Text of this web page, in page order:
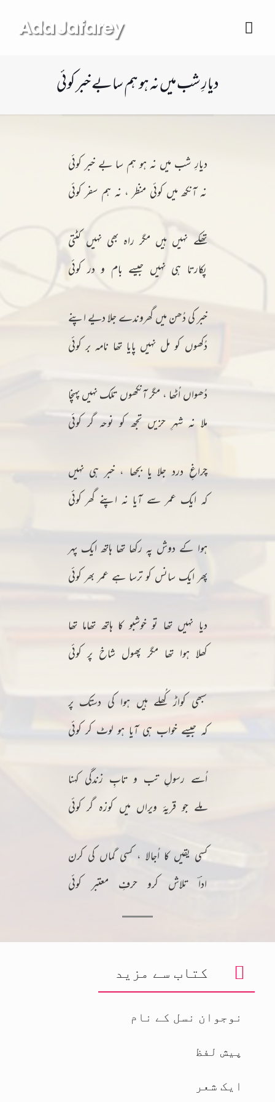
Ada Jafarey
دیارِ شب میں نہ ہو ہم سا بے خبر کوئی
دیارِ شب میں نہ ہو ہم سا بے خبر کوئی
نہ آنکھ میں کوئی منظر ، نہ ہم سفر کوئی
تھکے نہیں ہیں مگر راہ بھی نہیں کٹتی
پکارتا ہی نہیں جیسے بام و در کوئی
خبر کی دُھن میں گھروندے جلا دیے اپنے
دُکھوں کو مل نہیں پایا تھا نامہ بر کوئی
دُھواں اُٹھا ، مگر آنکھوں تلک نہیں پہنچا
ملا نہ شہرِ حزیں تجھ کو نوحہ گر کوئی
چراغِ درد جلا یا بجھا ، خبر ہی نہیں
کہ ایک عمر سے آیا نہ اپنے گھر کوئی
ہوا کے دوش پہ رکھا تھا ہاتھ ایک پہر
پھر ایک سانس کو ترسا ہے عمر بھر کوئی
دیا نہیں تھا تو خوشبو کا ہاتھ تھاما تھا
کھلا ہوا تھا مگر پھول شاخ پر کوئی
سبھی کواڑ کُھلے ہیں ہوا کی دستک پر
کہ جیسے خواب ہی آیا ہو لوٹ کر کوئی
اُسے رسولِ تب و تابِ زندگی کہنا
ملے جو قریۂ ویراں میں کوزہ گر کوئی
کسی یقیں کا اُجالا ، کسی گماں کی کرن
اداؔ تلاش کرو حرفِ معتبر کوئی
کتاب سے مزید
نوجوان نسل کے نام
پیش لفظ
ایک شعر